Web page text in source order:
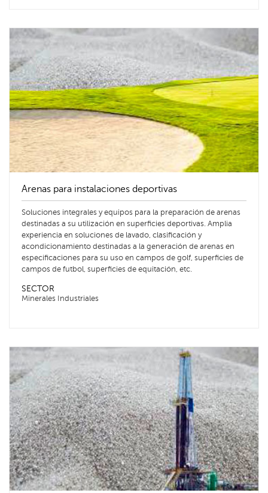
Arenas para instalaciones deportivas
Soluciones integrales y equipos para la preparación de arenas
destinadas a su utilización en superficies deportivas. Amplia
experiencia en soluciones de lavado, clasificación y
acondicionamiento destinadas a la generación de arenas en
especificaciones para su uso en campos de golf, superficies de
campos de futbol, superficies de equitación, etc.
SECTOR
Minerales Industriales